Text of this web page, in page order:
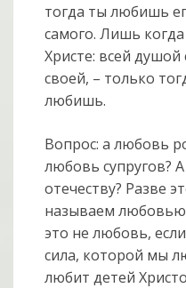
тогда ты любишь
самого. Лишь
Христе: всей душой
своей, – только
любишь.
Вопрос: а любовь
любовь супругов?
отечеству? Разве
называем
это не любовь,
сила, которой мы
любит детей